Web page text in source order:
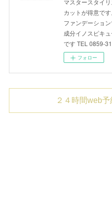
マスタースタイ
カットが得意で
ファンデーショ
成分イノスピキ
です TEL 0859-
フォロー
２４時間web